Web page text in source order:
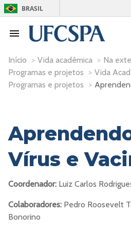
BRASIL
Início > Vida acadêmica > Na
Programas e projetos > Vida
Programas e projetos >
Vírus e
Coordenador: Luiz Carlos
Colaboradores: Pedro Roosevelt
Bonorino